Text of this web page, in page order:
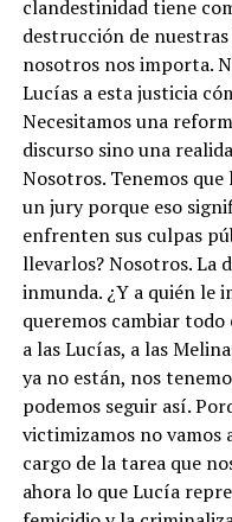
clandestinidad tiene
destrucción de
nosotros nos importa.
Lucías a esta justicia
Necesitamos una
discurso sino una
Nosotros. Tenemos
un jury porque eso
enfrenten sus culpas
llevarlos? Nosotros. La
inmunda. ¿Y a quién le
queremos cambiar
a las Lucías, a las
ya no están, nos
podemos seguir así.
victimizamos no vamos
cargo de la tarea que
ahora lo que Lucía